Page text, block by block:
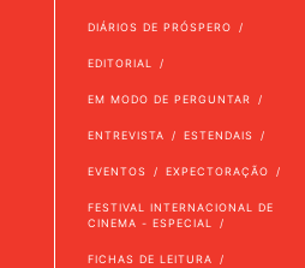
DIÁRIOS DE PRÓSPERO
EDITORIAL
EM MODO DE PERGUNTAR
ENTREVISTA ESTENDAIS
EVENTOS EXPECTORAÇÃO
FESTIVAL INTERNACIONAL DE
CINEMA - ESPECIAL
FICHAS DE LEITURA